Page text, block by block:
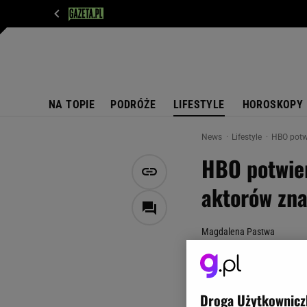
NA TOPIE PODRÓŻE LIFESTYLE HOROSKOPY
News Lifestyle HBO
HBO
aktorów
Magdalena Pastwa
HBO oficjalnie
nie brakuje
Droga